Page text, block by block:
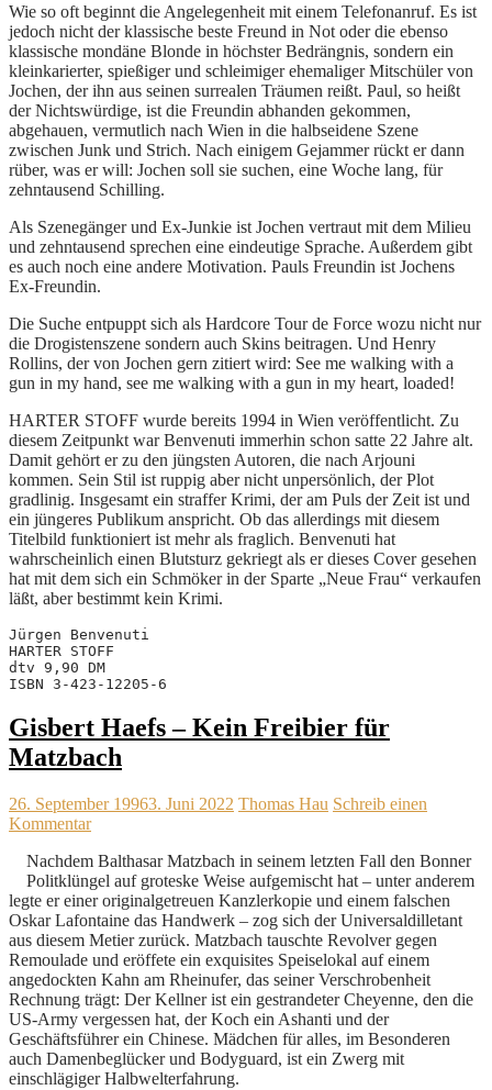
Wie so oft beginnt die Angelegenheit mit einem Telefonanruf. Es ist
jedoch nicht der klassische beste Freund in Not oder die ebenso
klassische mondäne Blonde in höchster Bedrängnis, sondern ein
kleinkarierter, spießiger und schleimiger ehemaliger Mitschüler von
Jochen, der ihn aus seinen surrealen Träumen reißt. Paul, so heißt
der Nichtswürdige, ist die Freundin abhanden gekommen,
abgehauen, vermutlich nach Wien in die halbseidene Szene
zwischen Junk und Strich. Nach einigem Gejammer rückt er dann
rüber, was er will: Jochen soll sie suchen, eine Woche lang, für
zehntausend Schilling.
Als Szenegänger und Ex-Junkie ist Jochen vertraut mit dem Milieu
und zehntausend sprechen eine eindeutige Sprache. Außerdem gibt
es auch noch eine andere Motivation. Pauls Freundin ist Jochens
Ex-Freundin.
Die Suche entpuppt sich als Hardcore Tour de Force wozu nicht nur
die Drogistenszene sondern auch Skins beitragen. Und Henry
Rollins, der von Jochen gern zitiert wird: See me walking with a
gun in my hand, see me walking with a gun in my heart, loaded!
HARTER STOFF wurde bereits 1994 in Wien veröffentlicht. Zu
diesem Zeitpunkt war Benvenuti immerhin schon satte 22 Jahre alt.
Damit gehört er zu den jüngsten Autoren, die nach Arjouni
kommen. Sein Stil ist ruppig aber nicht unpersönlich, der Plot
gradlinig. Insgesamt ein straffer Krimi, der am Puls der Zeit ist und
ein jüngeres Publikum anspricht. Ob das allerdings mit diesem
Titelbild funktioniert ist mehr als fraglich. Benvenuti hat
wahrscheinlich einen Blutsturz gekriegt als er dieses Cover gesehen
hat mit dem sich ein Schmöker in der Sparte „Neue Frau“ verkaufen
läßt, aber bestimmt kein Krimi.
Jürgen Benvenuti
HARTER STOFF
dtv 9,90 DM
ISBN 3-423-12205-6
Gisbert Haefs – Kein Freibier für
Matzbach
26. September 19963. Juni 2022 Thomas Hau Schreib einen
Kommentar
Nachdem Balthasar Matzbach in seinem letzten Fall den Bonner
Politklüngel auf groteske Weise aufgemischt hat – unter anderem
legte er einer originalgetreuen Kanzlerkopie und einem falschen
Oskar Lafontaine das Handwerk – zog sich der Universaldilletant
aus diesem Metier zurück. Matzbach tauschte Revolver gegen
Remoulade und eröffete ein exquisites Speiselokal auf einem
angedockten Kahn am Rheinufer, das seiner Verschrobenheit
Rechnung trägt: Der Kellner ist ein gestrandeter Cheyenne, den die
US-Army vergessen hat, der Koch ein Ashanti und der
Geschäftsführer ein Chinese. Mädchen für alles, im Besonderen
auch Damenbeglücker und Bodyguard, ist ein Zwerg mit
einschlägiger Halbwelterfahrung.